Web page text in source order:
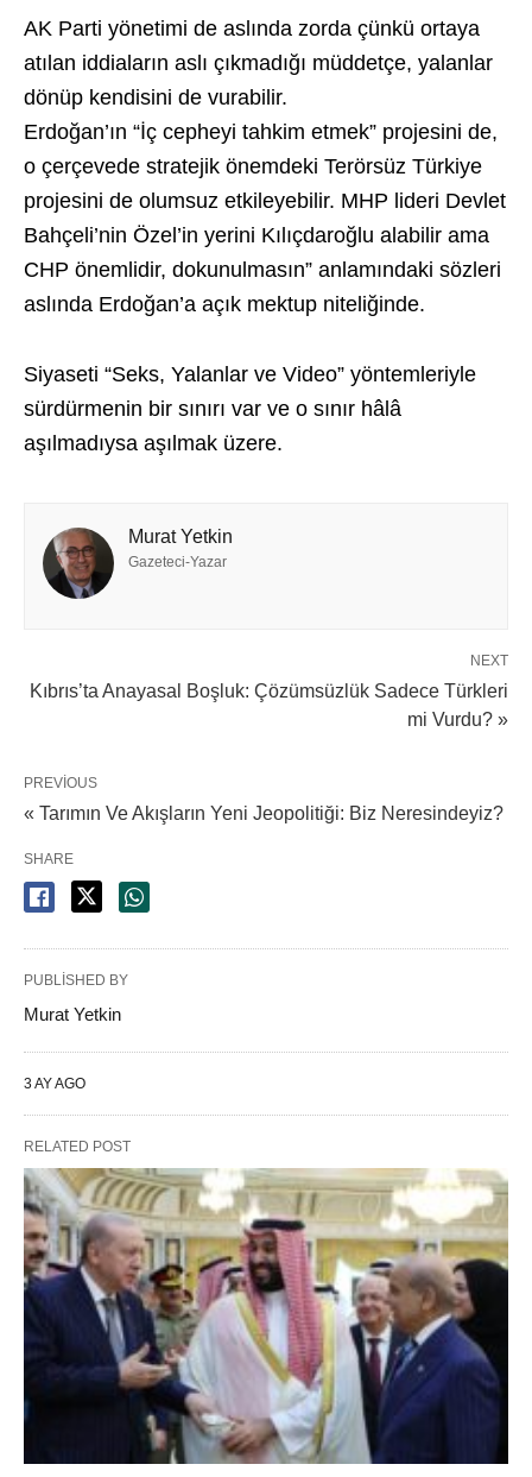
AK Parti yönetimi de aslında zorda çünkü ortaya
atılan iddiaların aslı çıkmadığı müddetçe, yalanlar
dönüp kendisini de vurabilir.
Erdoğan’ın “İç cepheyi tahkim etmek” projesini de,
o çerçevede stratejik önemdeki Terörsüz Türkiye
projesini de olumsuz etkileyebilir. MHP lideri Devlet
Bahçeli’nin Özel’in yerini Kılıçdaroğlu alabilir ama
CHP önemlidir, dokunulmasın” anlamındaki sözleri
aslında Erdoğan’a açık mektup niteliğinde.
Siyaseti “Seks, Yalanlar ve Video” yöntemleriyle
sürdürmenin bir sınırı var ve o sınır hâlâ
aşılmadıysa aşılmak üzere.
Murat Yetkin
Gazeteci-Yazar
NEXT
Kıbrıs’ta Anayasal Boşluk: Çözümsüzlük Sadece Türkleri
mi Vurdu? »
PREVIOUS
« Tarımın Ve Akışların Yeni Jeopolitiği: Biz Neresindeyiz?
SHARE
PUBLISHED BY
Murat Yetkin
3 AY AGO
RELATED POST